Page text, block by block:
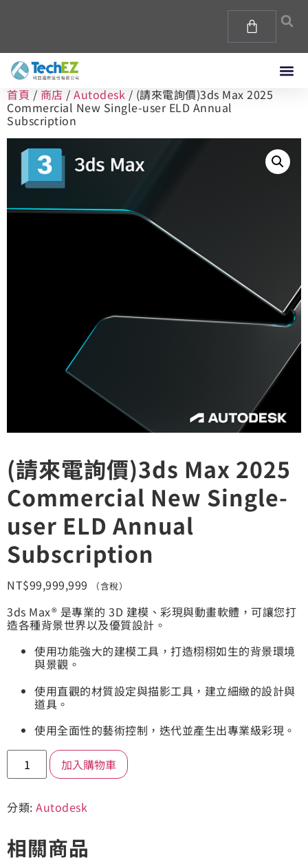
首頁 / 商店 / Autodesk / (請來電詢價)3ds Max 2025
Commercial New Single-user ELD Annual
Subscription
(請來電詢價)3ds Max 2025
Commercial New Single-
user ELD Annual
Subscription
NT$99,999,999 （含稅）
3ds Max® 是專業的 3D 建模、彩現與動畫軟體，可讓您打
造各種背景世界以及優質設計。
使用功能強大的建模工具，打造栩栩如生的背景環境
與景觀。
使用直觀的材質設定與描影工具，建立細緻的設計與
道具。
使用全面性的藝術控制，迭代並產生出專業級彩現。
加入購物車
分類: Autodesk
相關商品